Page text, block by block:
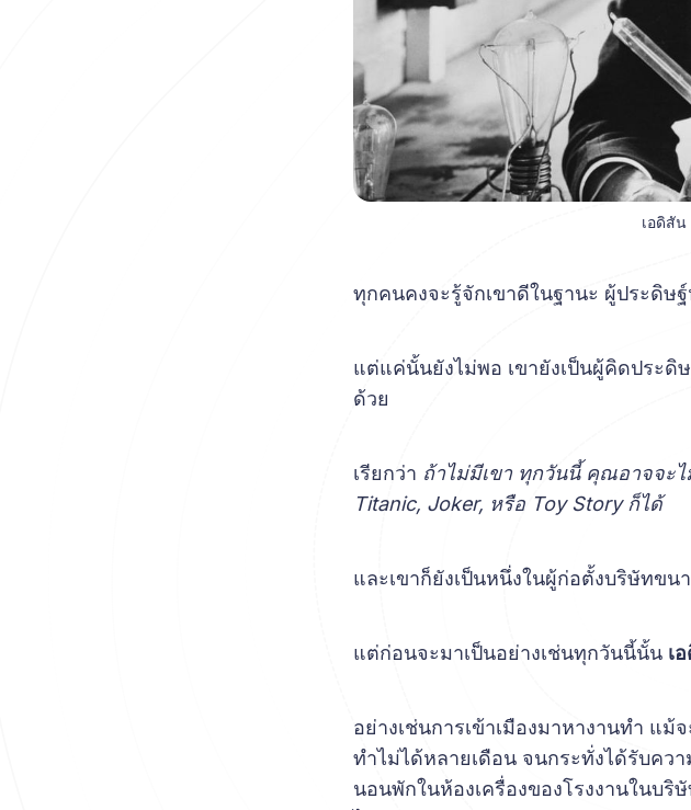
เอดิสั
ทุกคนคงจะรู้จักเขาดีในฐานะ ผู้ประดิษ
แต่แค่นั้นยังไม่พอ เขายังเป็นผู้คิดประดิ
ด้วย
เรียกว่า ถ้าไม่มีเขา ทุกวันนี้ คุณอาจจะ
Titanic, Joker, หรือ Toy Story ก็ได้
และเขาก็ยังเป็นหนึ่งในผู้ก่อตั้งบริษัทขน
แต่ก่อนจะมาเป็นอย่างเช่นทุกวันนี้นั้น เ
อย่างเช่นการเข้าเมืองมาหางานทำ แ
ทำไม่ได้หลายเดือน จนกระทั่งได้รับคว
นอนพักในห้องเครื่องของโรงงานในบ